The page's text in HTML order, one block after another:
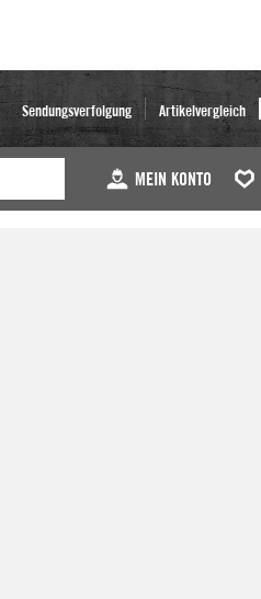
Sendungsverfolgung Artikelvergleich
MEIN KONTO